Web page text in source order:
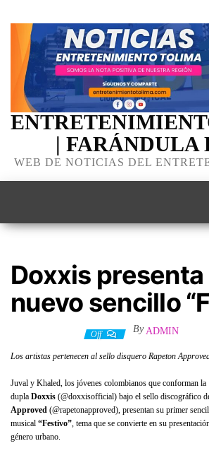
| FARÁNDULA
WEB DE NOTICIAS DEL
Doxxis presenta
nuevo sencillo
Off By ADMIN
Los artistas pertenecen al sello disquero Rapeton
Juval y Khaled, los jóvenes colombianos que conforman la
dupla Doxxis (@doxxisofficial) bajo el sello discográfico
Approved (@rapetonapproved), presentan su primer
musical “Festivo”, tema que se convierte en su
género urbano.